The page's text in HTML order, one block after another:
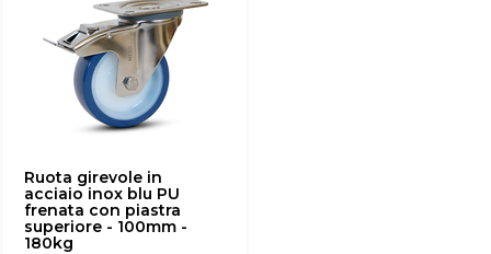
Ruota girevole in
acciaio inox blu PU
frenata con piastra
superiore - 100mm -
180kg